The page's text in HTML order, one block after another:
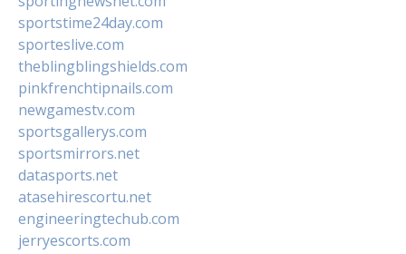
sportstime24day.com
sporteslive.com
theblingblingshields.com
pinkfrenchtipnails.com
newgamestv.com
sportsgallerys.com
sportsmirrors.net
datasports.net
atasehirescortu.net
engineeringtechub.com
jerryescorts.com